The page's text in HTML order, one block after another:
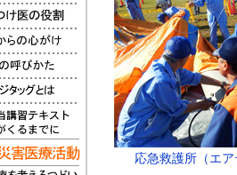
応急救護所（エ